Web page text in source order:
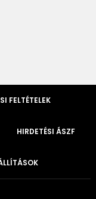
FELTÉTELEK
HIRDETÉSI ÁSZF